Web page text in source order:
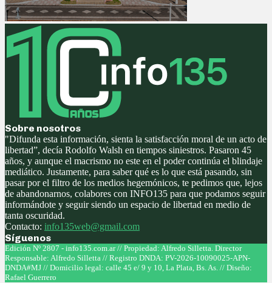
Sobre nosotros
"Difunda esta información, sienta la satisfacción moral de un acto de
libertad”, decía Rodolfo Walsh en tiempos siniestros. Pasaron 45
años, y aunque el macrismo no este en el poder continúa el blindaje
mediático. Justamente, para saber qué es lo que está pasando, sin
pasar por el filtro de los medios hegemónicos, te pedimos que, lejos
de abandonarnos, colabores con INFO135 para que podamos seguir
informándote y seguir siendo un espacio de libertad en medio de
tanta oscuridad.
Contacto: info135web@gmail.com
Síguenos
Facebook
Twitter
Instagram
Youtube
Edición Nº 2807 - info135.com.ar // Propiedad: Alfredo Silletta. Director
Responsable: Alfredo Silletta // Registro DNDA: PV-2026-10090025-APN-
DNDA#MJ // Domicilio legal: calle 45 e/ 9 y 10, La Plata, Bs. As. // Diseño:
Rafael Guerrero